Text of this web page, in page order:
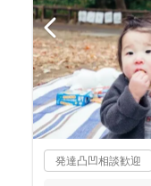
発達凸凹相談歓迎